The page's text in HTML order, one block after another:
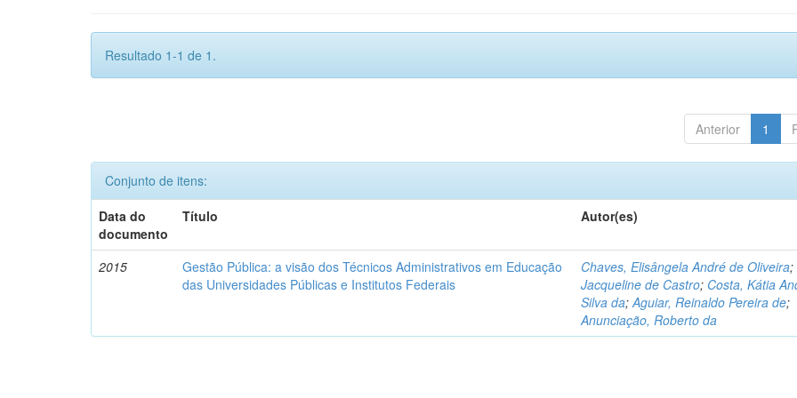
Resultado 1-1 de 1.
Anterior 1
Conjunto de itens:
Data do
documento
Título Autor(es)
2015
Gestão Pública: a visão dos Técnicos Administrativos em Educação
das Universidades Públicas e Institutos Federais
Chaves, Elisângela André de Oliveira;
Jacqueline de Castro; Costa, Kátia
Silva da;Aguiar, Reinaldo Pereira de;
Anunciação, Roberto da